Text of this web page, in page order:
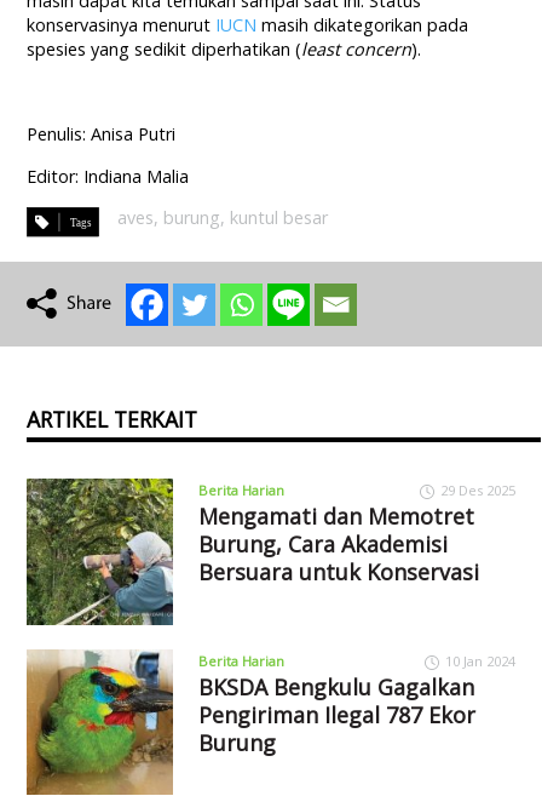
konservasinya menurut IUCN masih dikategorikan pada
spesies yang sedikit diperhatikan (least concern).
Penulis: Anisa Putri
Editor: Indiana Malia
aves, burung, kuntul besar
ARTIKEL TERKAIT
Berita Harian 29 Des 2025
Mengamati dan Memotret
Burung, Cara Akademisi
Bersuara untuk Konservasi
Berita Harian 10 Jan 2024
BKSDA Bengkulu Gagalkan
Pengiriman Ilegal 787 Ekor
Burung